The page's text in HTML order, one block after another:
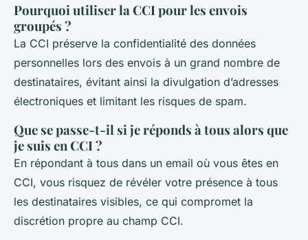
Pourquoi utiliser la CCI pour les envois
groupés ?
La CCI préserve la confidentialité des données
personnelles lors des envois à un grand nombre de
destinataires, évitant ainsi la divulgation d’adresses
électroniques et limitant les risques de spam.
Que se passe-t-il si je réponds à tous alors que
je suis en CCI ?
En répondant à tous dans un email où vous êtes en
CCI, vous risquez de révéler votre présence à tous
les destinataires visibles, ce qui compromet la
discrétion propre au champ CCI.